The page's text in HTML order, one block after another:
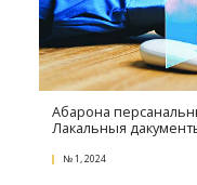
№ 3, 2024